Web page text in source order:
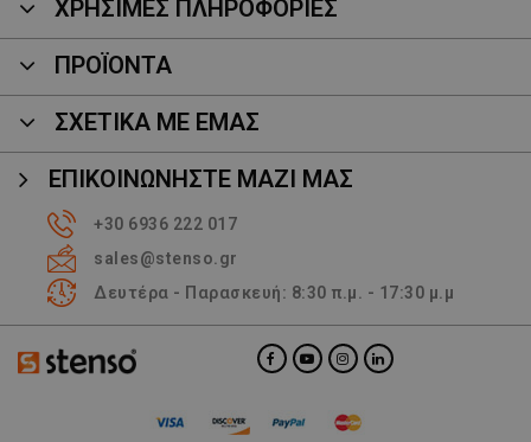
ΧΡΗΣΙΜΕΣ ΠΛΗΡΟΦΟΡΙΕΣ
ΠΡΟΪΌΝΤΑ
ΣΧΕΤΙΚΑ ΜΕ ΕΜΑΣ
ΕΠΙΚΟΙΝΩΝΉΣΤΕ ΜΑΖΊ ΜΑΣ
+30 6936 222 017
sales@stenso.gr
Δευτέρα - Παρασκευή: 8:30 π.μ. - 17:30 μ.μ